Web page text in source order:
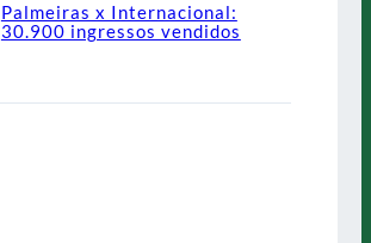
Palmeiras x Internacional:
30.900 ingressos vendidos